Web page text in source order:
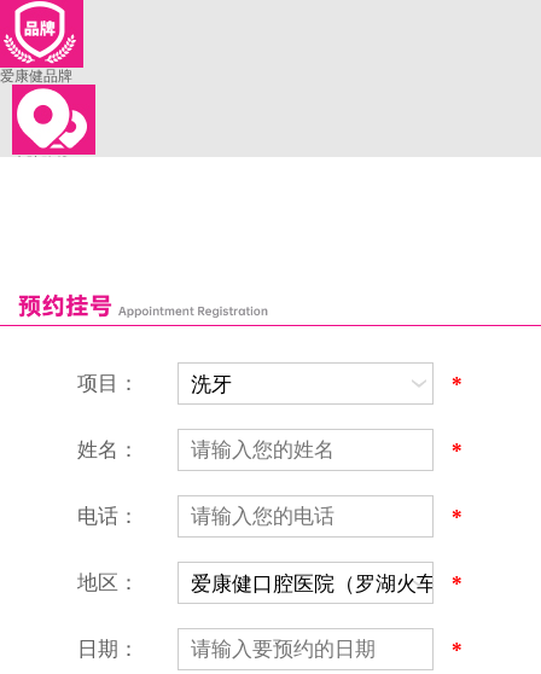
爱康健品牌
恒乐口腔诊所
富港口腔诊所
营业时间：9:00-18:00
（节假日照常上班）
项目： *
姓名： *
电话： *
地区： *
日期： *